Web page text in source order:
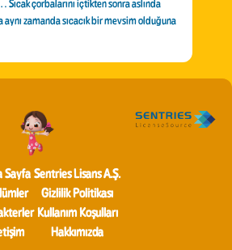
çorbalarını içtikten sonra aslında
aynı zamanda sıcacık bir mevsim olduğuna
Sayfa Sentries Lisans A.Ş.
Gizlilik Politikası
Kullanım Koşulları
Hakkımızda